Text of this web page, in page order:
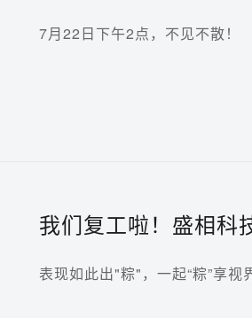
势待发
7月22日下午2点，不见不散！
我们复工啦！盛相科
界！
表现如此出"粽"，一起“粽”享